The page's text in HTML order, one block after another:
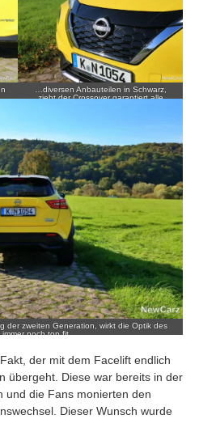
…diversen Anbauteilen in Schwarz,
zieht der Crossover garantiert alle
der zweiten Generation, wirkt die Optik des
noch top fit.
der mit dem Facelift endlich
übergeht. Diese war bereits in der
und die Fans monierten den
Dieser Wunsch wurde